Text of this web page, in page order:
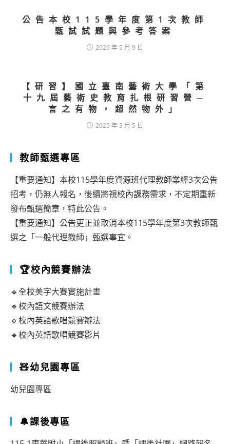
公告本校115學年度第1次教師
甄試試題與參考答案
2026 年 5 月 9 日
【研習】國立臺南藝術大學「第
十九屆藝術史教育扎根研習營─
言之有物，超然物外」
2025 年 3 月 5 日
教師甄選專區
【重要通知】本校115學年度資源班代理教師業經3次公告
招考，仍無人報名，後續將視校內課務需求，不定期重新
發布甄選簡章，特此公告。
【重要通知】公告更正並取消本校115學年度第3次教師甄
選之「一般代理教師」甄選事宜。
🏆校內競賽辦法
🔹全校美字大賽實施計畫
🔹校內語文競賽辦法
🔹校內英語歌唱競賽辦法
🔹校內英語歌唱競賽影片
🧸幼兒園專區
幼兒園專區
🔔課後專區